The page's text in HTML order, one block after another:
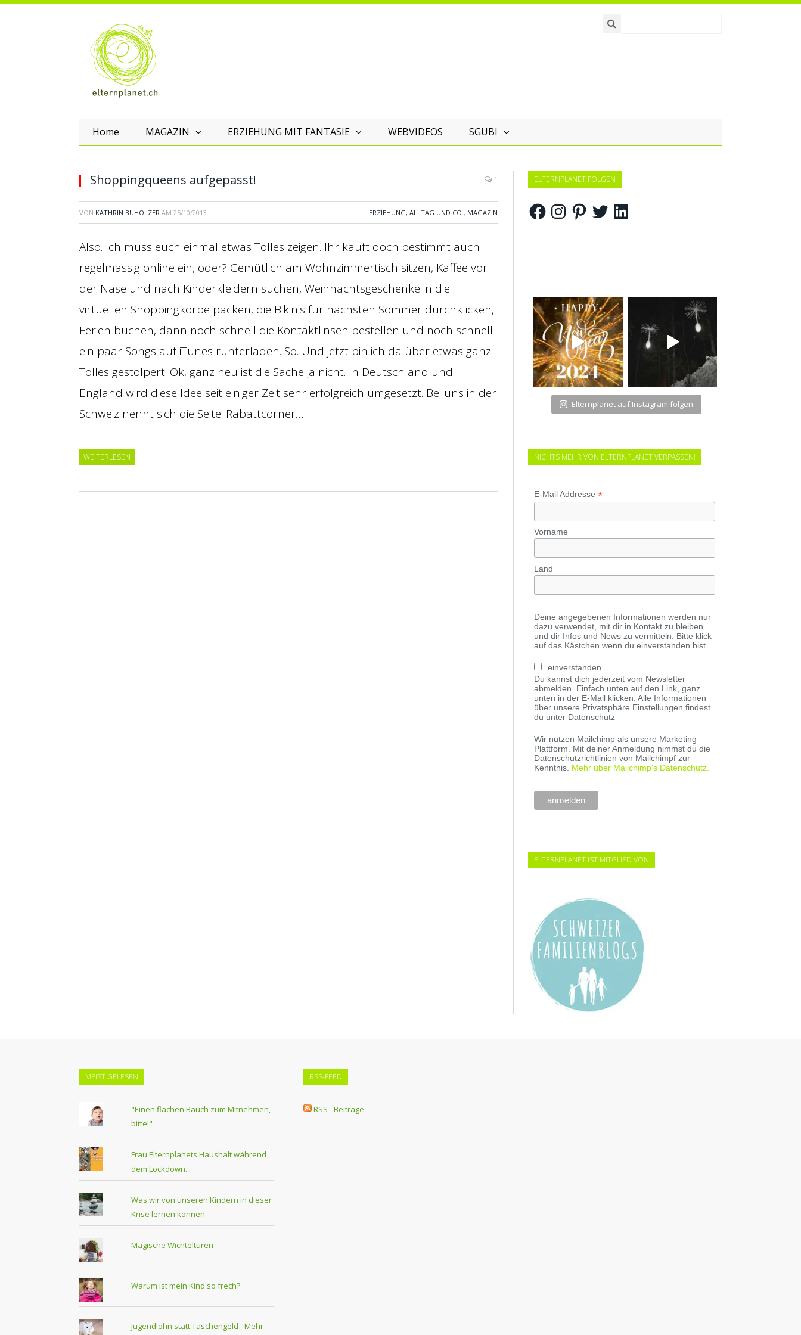
Home MAGAZIN ERZIEHUNG MIT FANTASIE WEBVIDEOS SGUBI
Shoppingqueens aufgepasst! 1
VON KATHRIN BUHOLZER AM 25/10/2013 ERZIEHUNG, ALLTAG UND CO., MAGAZIN
Also. Ich muss euch einmal etwas Tolles zeigen. Ihr kauft doch bestimmt auch
regelmässig online ein, oder? Gemütlich am Wohnzimmertisch sitzen, Kaffee vor
der Nase und nach Kinderkleidern suchen, Weihnachtsgeschenke in die
virtuellen Shoppingkörbe packen, die Bikinis für nächsten Sommer durchklicken,
Ferien buchen, dann noch schnell die Kontaktlinsen bestellen und noch schnell
ein paar Songs auf iTunes runterladen. So. Und jetzt bin ich da über etwas ganz
Tolles gestolpert. Ok, ganz neu ist die Sache ja nicht. In Deutschland und
England wird diese Idee seit einiger Zeit sehr erfolgreich umgesetzt. Bei uns in der
Schweiz nennt sich die Seite: Rabattcorner…
WEITERLESEN
ELTERNPLANET FOLGEN
FacebookInstagramPinterestTwitterLinkedIn
Elternplanet auf Instagram folgen
NICHTS MEHR VON ELTERNPLANET VERPASSEN!
E-Mail Addresse *
Vorname
Land
Deine angegebenen Informationen werden nur
dazu verwendet, mit dir in Kontakt zu bleiben
und dir Infos und News zu vermitteln. Bitte klick
auf das Kästchen wenn du einverstanden bist.
einverstanden
Du kannst dich jederzeit vom Newsletter
abmelden. Einfach unten auf den Link, ganz
unten in der E-Mail klicken. Alle Informationen
über unsere Privatsphäre Einstellungen findest
du unter Datenschutz
Wir nutzen Mailchimp als unsere Marketing
Plattform. Mit deiner Anmeldung nimmst du die
Datenschutzrichtlinien von Mailchimpf zur
Kenntnis. Mehr über Mailchimp's Datenschutz.
ELTERNPLANET IST MITGLIED VON
MEIST GELESEN
"Einen flachen Bauch zum Mitnehmen,
bitte!"
Frau Elternplanets Haushalt während
dem Lockdown...
Was wir von unseren Kindern in dieser
Krise lernen können
Magische Wichteltüren
Warum ist mein Kind so frech?
Jugendlohn statt Taschengeld - Mehr
RSS-FEED
RSS - Beiträge